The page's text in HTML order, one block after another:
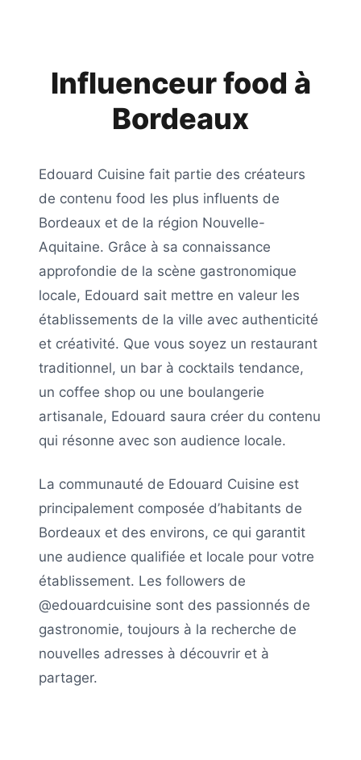
Influenceur food à
Bordeaux
Edouard Cuisine fait partie des créateurs
de contenu food les plus influents de
Bordeaux et de la région Nouvelle-
Aquitaine. Grâce à sa connaissance
approfondie de la scène gastronomique
locale, Edouard sait mettre en valeur les
établissements de la ville avec authenticité
et créativité. Que vous soyez un restaurant
traditionnel, un bar à cocktails tendance,
un coffee shop ou une boulangerie
artisanale, Edouard saura créer du contenu
qui résonne avec son audience locale.
La communauté de Edouard Cuisine est
principalement composée d’habitants de
Bordeaux et des environs, ce qui garantit
une audience qualifiée et locale pour votre
établissement. Les followers de
@edouardcuisine sont des passionnés de
gastronomie, toujours à la recherche de
nouvelles adresses à découvrir et à
partager.